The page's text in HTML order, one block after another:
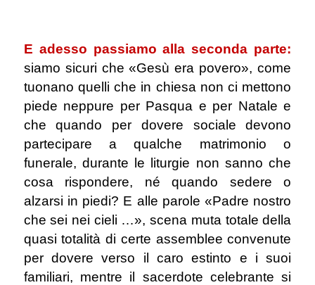
E adesso passiamo alla seconda parte:
siamo sicuri che «Gesù era povero», come
tuonano quelli che in chiesa non ci mettono
piede neppure per Pasqua e per Natale e
che quando per dovere sociale devono
partecipare a qualche matrimonio o
funerale, durante le liturgie non sanno che
cosa rispondere, né quando sedere o
alzarsi in piedi? E alle parole «Padre nostro
che sei nei cieli …», scena muta totale della
quasi totalità di certe assemblee convenute
per dovere verso il caro estinto e i suoi
familiari, mentre il sacerdote celebrante si